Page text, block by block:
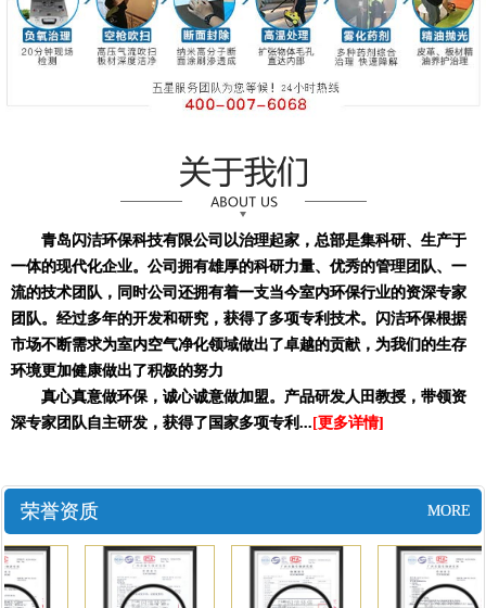
青岛闪洁环保科技有限公司以治理起家，总部是集科研、生产于
一体的现代化企业。公司拥有雄厚的科研力量、优秀的管理团队、一
流的技术团队，同时公司还拥有着一支当今室内环保行业的资深专家
团队。经过多年的开发和研究，获得了多项专利技术。闪洁环保根据
市场不断需求为室内空气净化领域做出了卓越的贡献，为我们的生存
环境更加健康做出了积极的努力
真心真意做环保，诚心诚意做加盟。产品研发人田教授，带领资
深专家团队自主研发，获得了国家多项专利... [更多详情]
荣誉资质 MORE